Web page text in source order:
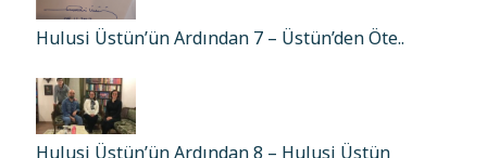
Hulusi Üstün’ün Ardından 7 – Üstün’den Öte..
Hulusi Üstün’ün Ardından 8 – Hulusi Üstün